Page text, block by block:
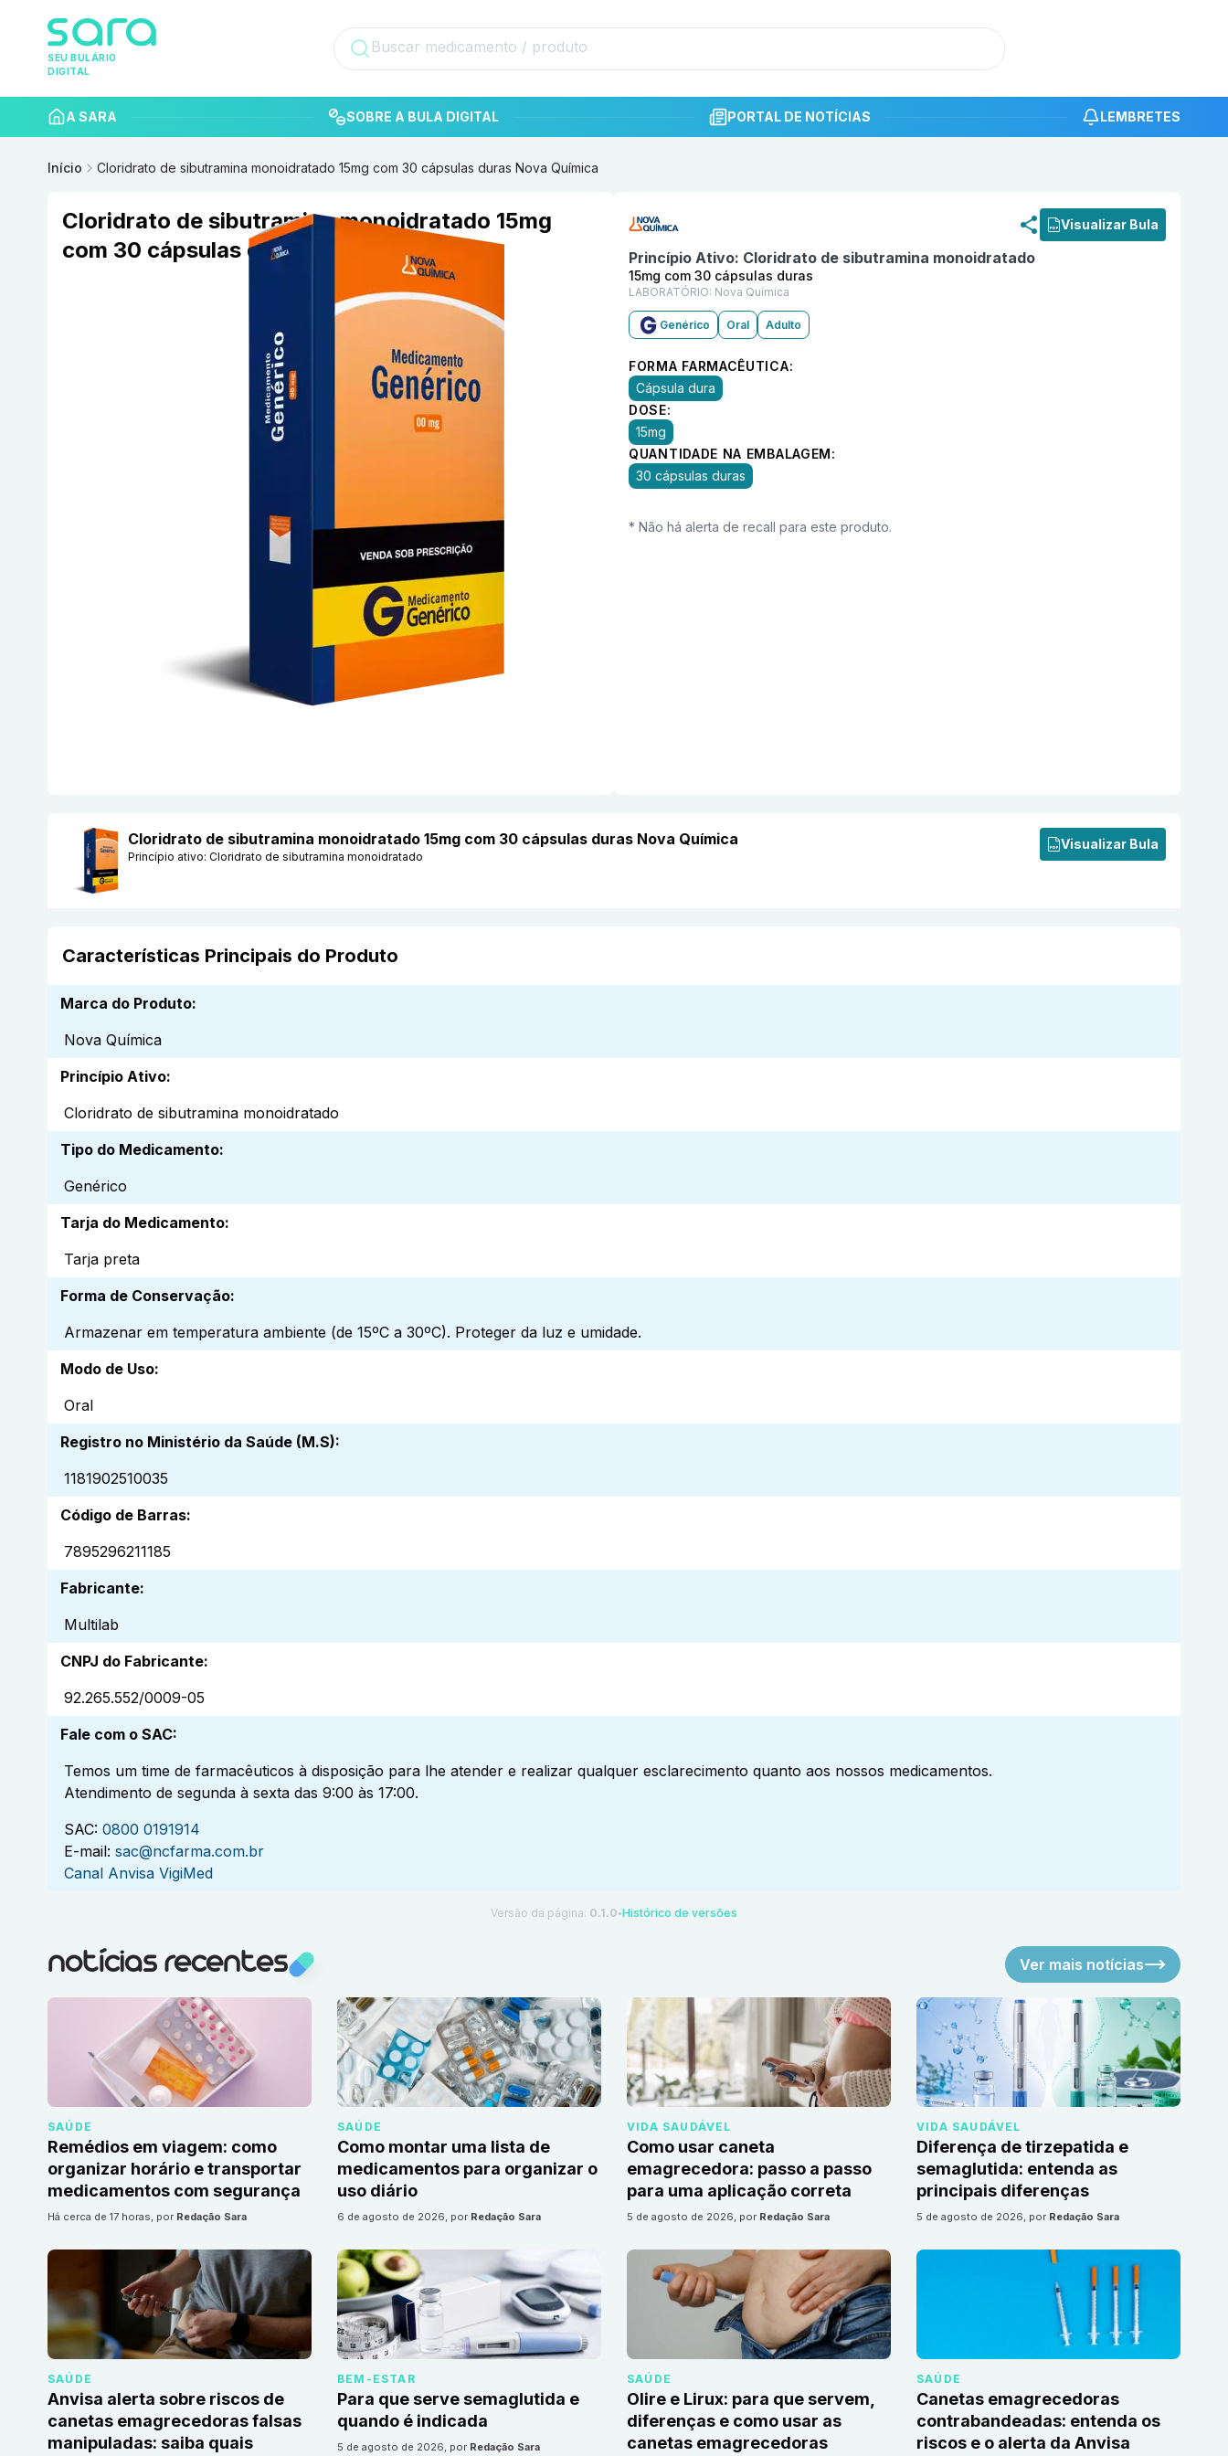
SEU BULÁRIO
DIGITAL
A SARA SOBRE A BULA DIGITAL PORTAL DE NOTÍCIAS LEMBRETES
Início Cloridrato de sibutramina monoidratado 15mg com 30 cápsulas duras Nova Química
Cloridrato de sibutramina monoidratado 15mg
com 30 cápsulas duras Nova Química
Visualizar Bula
Princípio Ativo: Cloridrato de sibutramina monoidratado
15mg com 30 cápsulas duras
LABORATÓRIO: Nova Química
Genérico Oral Adulto
FORMA FARMACÊUTICA:
Cápsula dura
DOSE:
15mg
QUANTIDADE NA EMBALAGEM:
30 cápsulas duras
* Não há alerta de recall para este produto.
Cloridrato de sibutramina monoidratado 15mg com 30 cápsulas duras Nova Química
Princípio ativo: Cloridrato de sibutramina monoidratado
Visualizar Bula
Características Principais do Produto
Marca do Produto:
Nova Química
Princípio Ativo:
Cloridrato de sibutramina monoidratado
Tipo do Medicamento:
Genérico
Tarja do Medicamento:
Tarja preta
Forma de Conservação:
Armazenar em temperatura ambiente (de 15ºC a 30ºC). Proteger da luz e umidade.
Modo de Uso:
Oral
Registro no Ministério da Saúde (M.S):
1181902510035
Código de Barras:
7895296211185
Fabricante:
Multilab
CNPJ do Fabricante:
92.265.552/0009-05
Fale com o SAC:
Temos um time de farmacêuticos à disposição para lhe atender e realizar qualquer esclarecimento quanto aos nossos medicamentos.
Atendimento de segunda à sexta das 9:00 às 17:00.
SAC: 0800 0191914
E-mail: sac@ncfarma.com.br
Canal Anvisa VigiMed
Versão da página: 0.1.0 ●Histórico de versões
notícias recentes Ver mais notícias
SAÚDE
Remédios em viagem: como
organizar horário e transportar
medicamentos com segurança
há cerca de 17 horas, por Redação Sara
SAÚDE
Como montar uma lista de
medicamentos para organizar o
uso diário
6 de agosto de 2026, por Redação Sara
VIDA SAUDÁVEL
Como usar caneta
emagrecedora: passo a passo
para uma aplicação correta
5 de agosto de 2026, por Redação Sara
VIDA SAUDÁVEL
Diferença de tirzepatida e
semaglutida: entenda as
principais diferenças
5 de agosto de 2026, por Redação Sara
SAÚDE
Anvisa alerta sobre riscos de
canetas emagrecedoras falsas
manipuladas: saiba quais
BEM-ESTAR
Para que serve semaglutida e
quando é indicada
5 de agosto de 2026, por Redação Sara
SAÚDE
Olire e Lirux: para que servem,
diferenças e como usar as
canetas emagrecedoras
SAÚDE
Canetas emagrecedoras
contrabandeadas: entenda os
riscos e o alerta da Anvisa